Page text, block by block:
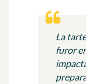
La
furor